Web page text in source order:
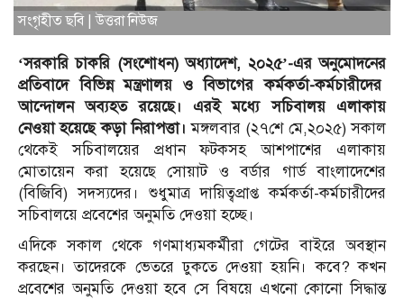
সংগৃহীত ছবি | উত্তরা নিউজ
‘সরকারি চাকরি (সংশোধন) অধ্যাদেশ, ২০২৫’-এর অনুমোদনের
প্রতিবাদে বিভিন্ন মন্ত্রণালয় ও বিভাগের কর্মকর্তা-কর্মচারীদের
আন্দোলন অব্যহত রয়েছে। এরই মধ্যে সচিবালয় এলাকায়
নেওয়া হয়েছে কড়া নিরাপত্তা। মঙ্গলবার (২৭শে মে,২০২৫) সকাল
থেকেই সচিবালয়ের প্রধান ফটকসহ আশপাশের এলাকায়
মোতায়েন করা হয়েছে সোয়াট ও বর্ডার গার্ড বাংলাদেশের
(বিজিবি) সদস্যদের। শুধুমাত্র দায়িত্বপ্রাপ্ত কর্মকর্তা-কর্মচারীদের
সচিবালয়ে প্রবেশের অনুমতি দেওয়া হচ্ছে।
এদিকে সকাল থেকে গণমাধ্যমকর্মীরা গেটের বাইরে অবস্থান
করছেন। তাদেরকে ভেতরে ঢুকতে দেওয়া হয়নি। কবে? কখন
প্রবেশের অনুমতি দেওয়া হবে সে বিষয়ে এখনো কোনো সিদ্ধান্ত